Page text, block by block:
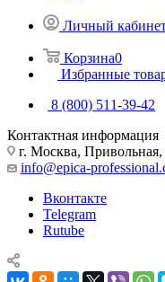
Личный
Корзина0
Избранные
8 (800) 511-39-42
Контактная информация
г. Москва, Привольная,
info@epica-
Вконтакте
Telegram
Rutube